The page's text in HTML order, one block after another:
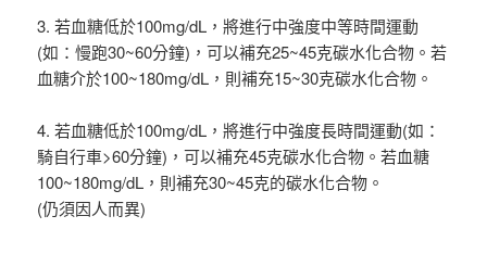
3. 若血糖低於100mg/dL，將進行中強度中等時間運動
(如：慢跑30~60分鐘)，可以補充25~45克碳水化合物。若
血糖介於100~180mg/dL，則補充15~30克碳水化合物。
4. 若血糖低於100mg/dL，將進行中強度長時間運動(如：
騎自行車>60分鐘)，可以補充45克碳水化合物。若血糖
100~180mg/dL，則補充30~45克的碳水化合物。
(仍須因人而異)